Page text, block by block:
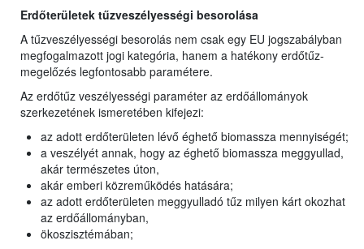
Erdőterületek tűzveszélyességi besorolása
A tűzveszélyességi besorolás nem csak egy EU jogszabályban
megfogalmazott jogi kategória, hanem a hatékony erdőtűz-
megelőzés legfontosabb paramétere.
Az erdőtűz veszélyességi paraméter az erdőállományok
szerkezetének ismeretében kifejezi:
az adott erdőterületen lévő éghető biomassza mennyiségét;
a veszélyét annak, hogy az éghető biomassza meggyullad,
akár természetes úton,
akár emberi közreműködés hatására;
az adott erdőterületen meggyulladó tűz milyen kárt okozhat
az erdőállományban,
ökoszisztémában;